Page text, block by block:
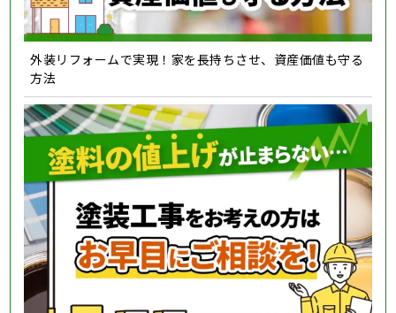
外装リフォームで実現！家を長持ちさせ、資産価値も守る
方法